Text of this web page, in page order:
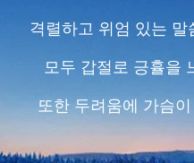
격렬하고 위엄 있는 말
모두 갑절로 긍휼을
또한 두려움에 가슴
그의 말씀은 우리의